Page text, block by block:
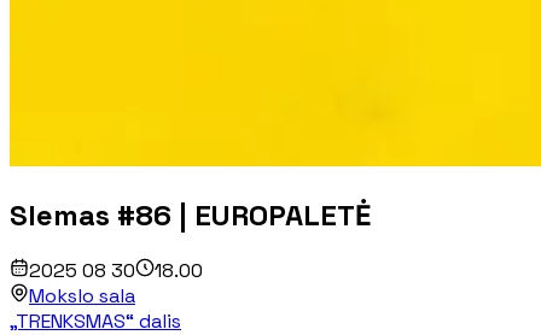
Slemas #86 | EUROPALETĖ
2025 08 30
18.00
Mokslo sala
„TRENKSMAS“ dalis